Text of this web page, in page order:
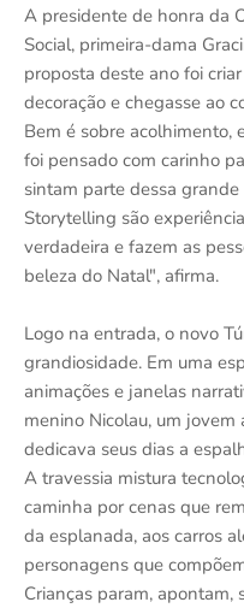
A presidente de honra da
Social, primeira-dama
proposta deste ano foi
decoração e chegasse ao
Bem é sobre acolhimento,
foi pensado com carinho
sintam parte dessa
Storytelling são
verdadeira e fazem as
beleza do Natal", afirma.
Logo na entrada, o novo
grandiosidade. Em uma
animações e janelas
menino Nicolau, um
dedicava seus dias a
A travessia mistura
caminha por cenas que
da esplanada, aos carros
personagens que
Crianças param,